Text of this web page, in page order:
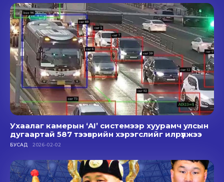
Ухаалаг камерын ‘AI’ системээр хуурамч улсын
дугаартай 587 тээврийн хэрэгслийг илрүүлжээ
БУСАД 2026-02-02